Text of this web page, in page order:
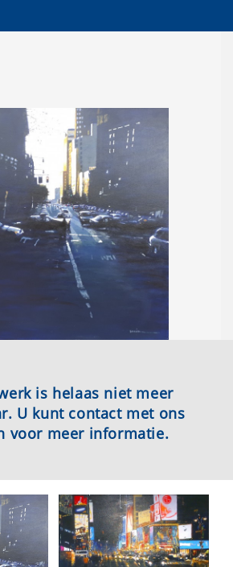
is helaas niet meer
U kunt contact met ons
voor meer informatie.